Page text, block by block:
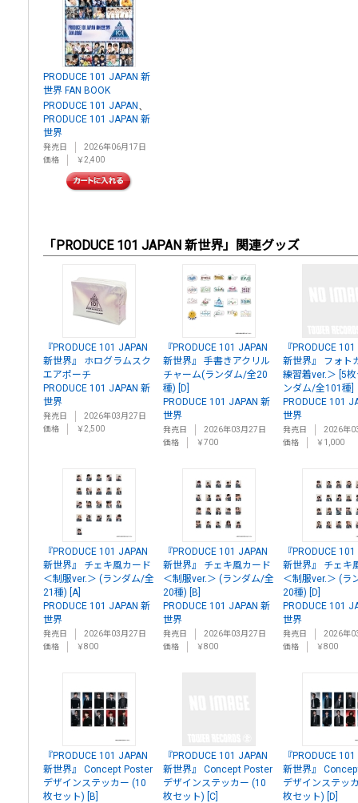
PRODUCE 101 JAPAN 新
世界 FAN BOOK
PRODUCE 101 JAPAN 、
PRODUCE 101 JAPAN 新
世界
発売日
2026年06月17日
価格
￥2,400
「PRODUCE 101 JAPAN 新世界」関連グッズ
『PRODUCE 101 JAPAN
新世界』 ホログラムスク
エアポーチ
PRODUCE 101 JAPAN 新
世界
発売日
2026年03月27日
価格
￥2,500
『PRODUCE 101 JAPAN
新世界』 手書きアクリル
チャーム(ランダム/全20
種) [D]
PRODUCE 101 JAPAN 新
世界
発売日
2026年03月27日
価格
￥700
『PRODUCE
新世界』 フォト
練習着ver.＞ [5
ンダム/全101種]
PRODUCE 101
世界
発売日
2026年
価格
￥1,000
『PRODUCE 101 JAPAN
新世界』 チェキ風カード
＜制服ver.＞ (ランダム/全
21種) [A]
PRODUCE 101 JAPAN 新
世界
発売日
2026年03月27日
価格
￥800
『PRODUCE 101 JAPAN
新世界』 チェキ風カード
＜制服ver.＞ (ランダム/全
20種) [B]
PRODUCE 101 JAPAN 新
世界
発売日
2026年03月27日
価格
￥800
『PRODUCE
新世界』 チェキ
＜制服ver.＞ (ラ
20種) [D]
PRODUCE 101
世界
発売日
2026年
価格
￥800
『PRODUCE 101 JAPAN
新世界』 Concept Poster
デザインステッカー (10
枚セット) [B]
『PRODUCE 101 JAPAN
新世界』 Concept Poster
デザインステッカー (10
枚セット) [C]
『PRODUCE
新世界』
デザインステッ
枚セット) [D]